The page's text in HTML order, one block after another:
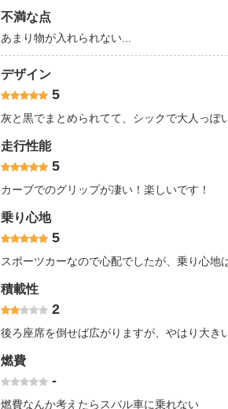
不満な点
あまり物が入れられない...
デザイン
5
灰と黒でまとめられてて、シックで大人っぽい
走行性能
5
カーブでのグリップが凄い！楽しいです！
乗り心地
5
スポーツカーなので心配でしたが、乗り心地
積載性
2
後ろ座席を倒せば広がりますが、やはり大
燃費
-
燃費なんか考えたらスバル車に乗れない